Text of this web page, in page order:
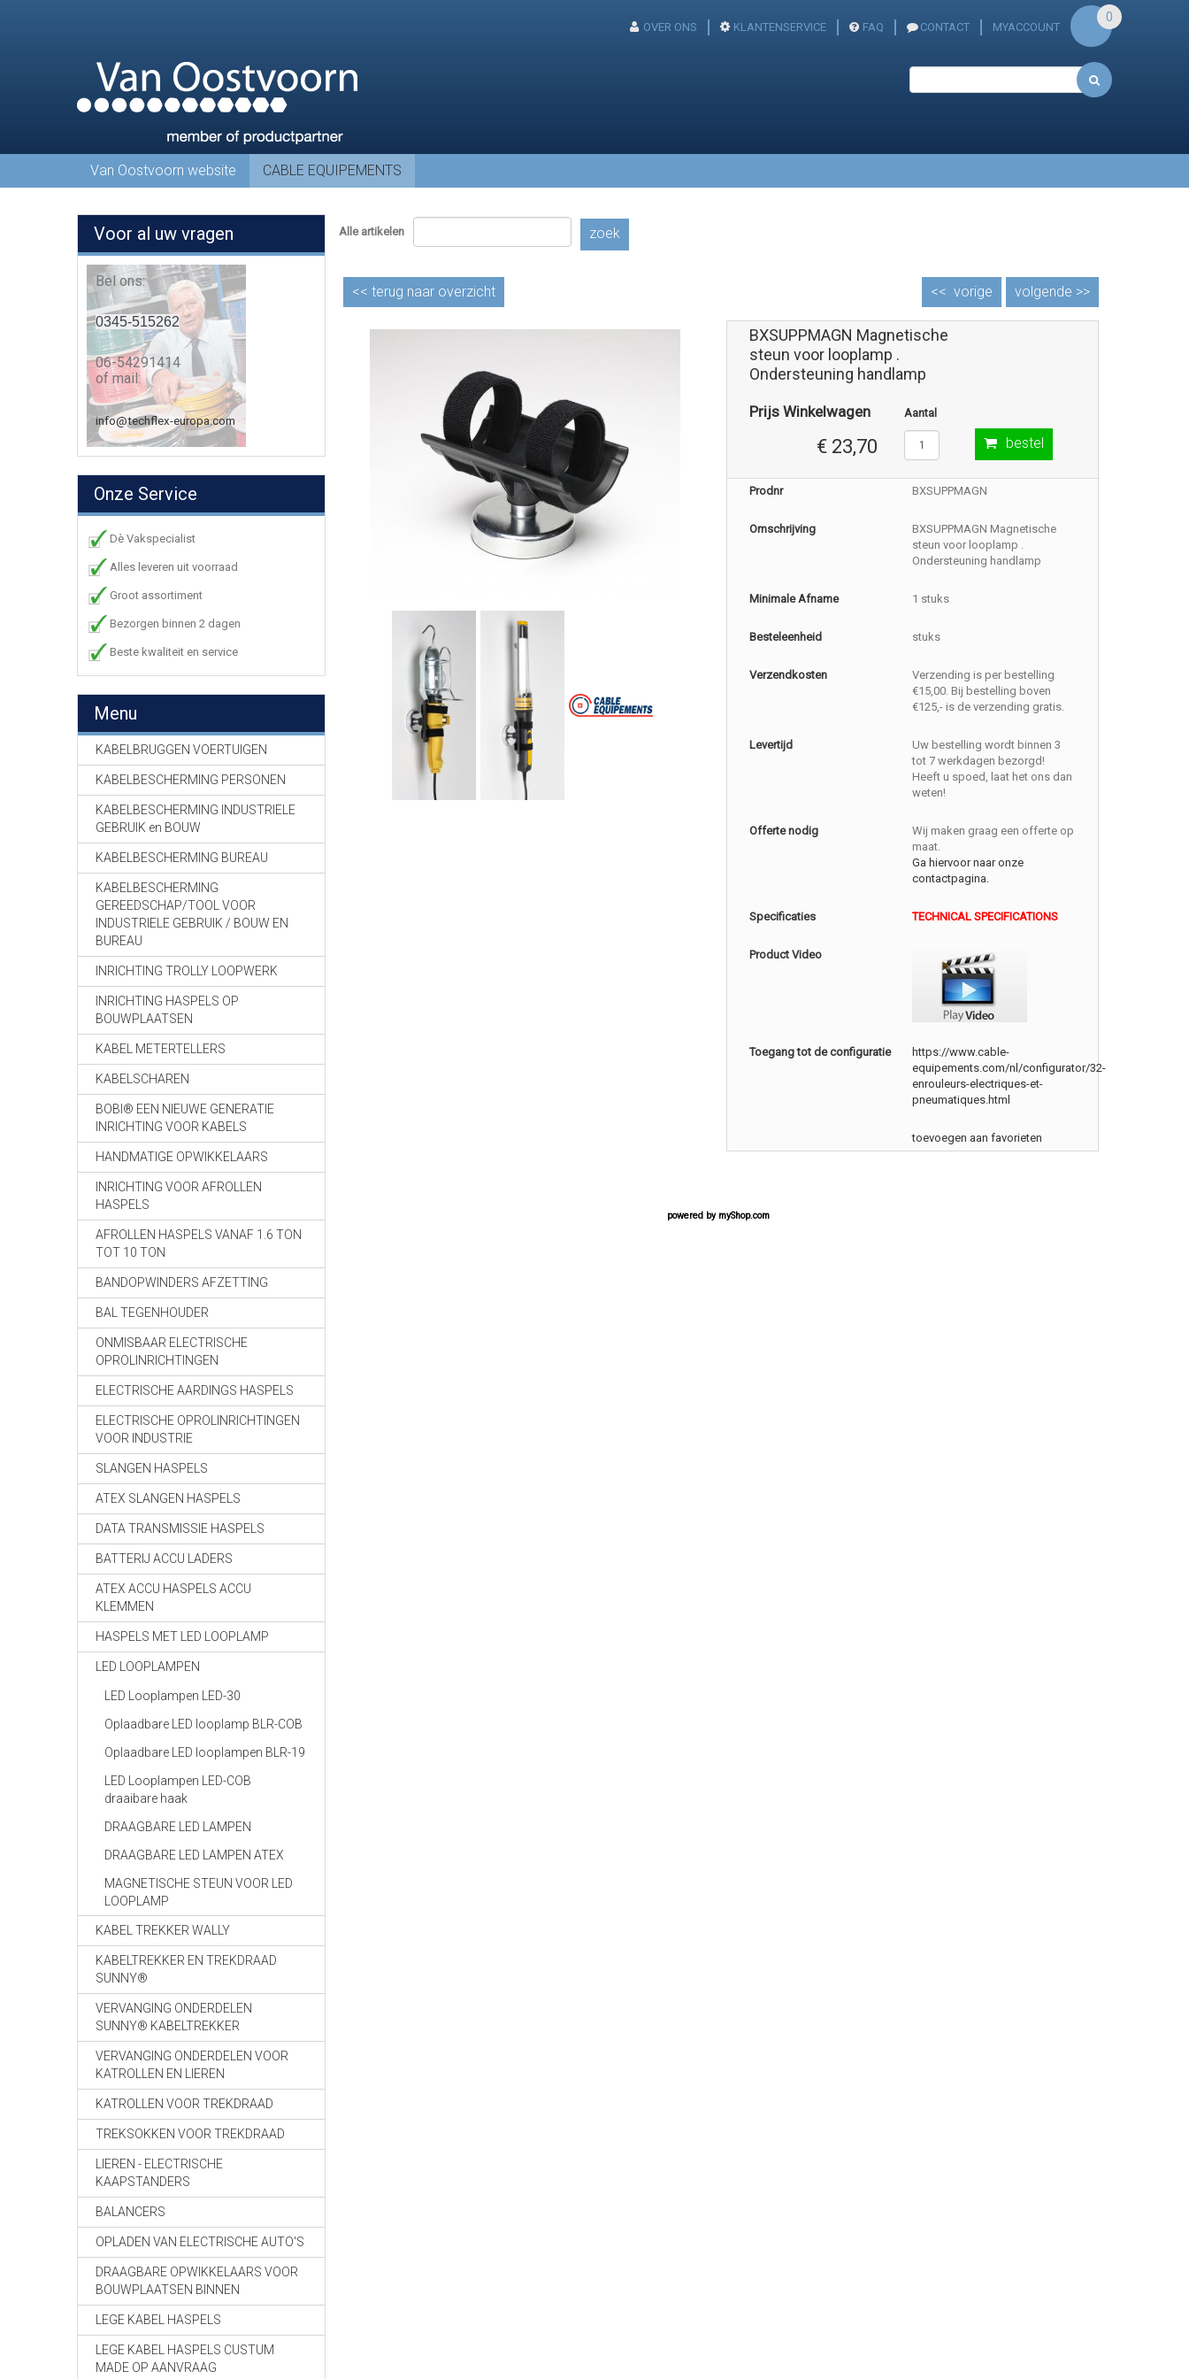
OVER ONS KLANTENSERVICE FAQ CONTACT MYACCOUNT
0
Van Oostvoorn website CABLE EQUIPEMENTS
Voor al uw vragen
Bel ons:
0345-515262
06-54291414
of mail:
info@techflex-europa.com
Onze Service
Dè Vakspecialist
Alles leveren uit voorraad
Groot assortiment
Bezorgen binnen 2 dagen
Beste kwaliteit en service
Menu
KABELBRUGGEN VOERTUIGEN
KABELBESCHERMING PERSONEN
KABELBESCHERMING INDUSTRIELE
GEBRUIK en BOUW
KABELBESCHERMING BUREAU
KABELBESCHERMING
GEREEDSCHAP/TOOL VOOR
INDUSTRIELE GEBRUIK / BOUW EN
BUREAU
INRICHTING TROLLY LOOPWERK
INRICHTING HASPELS OP
BOUWPLAATSEN
KABEL METERTELLERS
KABELSCHAREN
BOBI® EEN NIEUWE GENERATIE
INRICHTING VOOR KABELS
HANDMATIGE OPWIKKELAARS
INRICHTING VOOR AFROLLEN
HASPELS
AFROLLEN HASPELS VANAF 1.6 TON
TOT 10 TON
BANDOPWINDERS AFZETTING
BAL TEGENHOUDER
ONMISBAAR ELECTRISCHE
OPROLINRICHTINGEN
ELECTRISCHE AARDINGS HASPELS
ELECTRISCHE OPROLINRICHTINGEN
VOOR INDUSTRIE
SLANGEN HASPELS
ATEX SLANGEN HASPELS
DATA TRANSMISSIE HASPELS
BATTERIJ ACCU LADERS
ATEX ACCU HASPELS ACCU
KLEMMEN
HASPELS MET LED LOOPLAMP
LED LOOPLAMPEN
LED Looplampen LED-30
Oplaadbare LED looplamp BLR-COB
Oplaadbare LED looplampen BLR-19
LED Looplampen LED-COB
draaibare haak
DRAAGBARE LED LAMPEN
DRAAGBARE LED LAMPEN ATEX
MAGNETISCHE STEUN VOOR LED
LOOPLAMP
KABEL TREKKER WALLY
KABELTREKKER EN TREKDRAAD
SUNNY®
VERVANGING ONDERDELEN
SUNNY® KABELTREKKER
VERVANGING ONDERDELEN VOOR
KATROLLEN EN LIEREN
KATROLLEN VOOR TREKDRAAD
TREKSOKKEN VOOR TREKDRAAD
LIEREN - ELECTRISCHE
KAAPSTANDERS
BALANCERS
OPLADEN VAN ELECTRISCHE AUTO'S
DRAAGBARE OPWIKKELAARS VOOR
BOUWPLAATSEN BINNEN
LEGE KABEL HASPELS
LEGE KABEL HASPELS CUSTUM
MADE OP AANVRAAG
Alle artikelen zoek
<< terug naar overzicht volgende >>
<< vorige
BXSUPPMAGN Magnetische
steun voor looplamp .
Ondersteuning handlamp
Prijs Winkelwagen
€ 23,70
Aantal
bestel
Prodnr BXSUPPMAGN
Omschrijving
BXSUPPMAGN Magnetische
steun voor looplamp .
Ondersteuning handlamp
Minimale Afname 1 stuks
Besteleenheid stuks
Verzendkosten
Verzending is per bestelling
€15,00. Bij bestelling boven
€125,- is de verzending gratis.
Levertijd
Uw bestelling wordt binnen 3
tot 7 werkdagen bezorgd!
Heeft u spoed, laat het ons dan
weten!
Offerte nodig
Wij maken graag een offerte op
maat.
Ga hiervoor naar onze
contactpagina.
Specificaties TECHNICAL SPECIFICATIONS
Product Video
Toegang tot de configuratie
https://www.cable-
equipements.com/nl/configurator/32-
enrouleurs-electriques-et-
pneumatiques.html
toevoegen aan favorieten
powered by myShop.com